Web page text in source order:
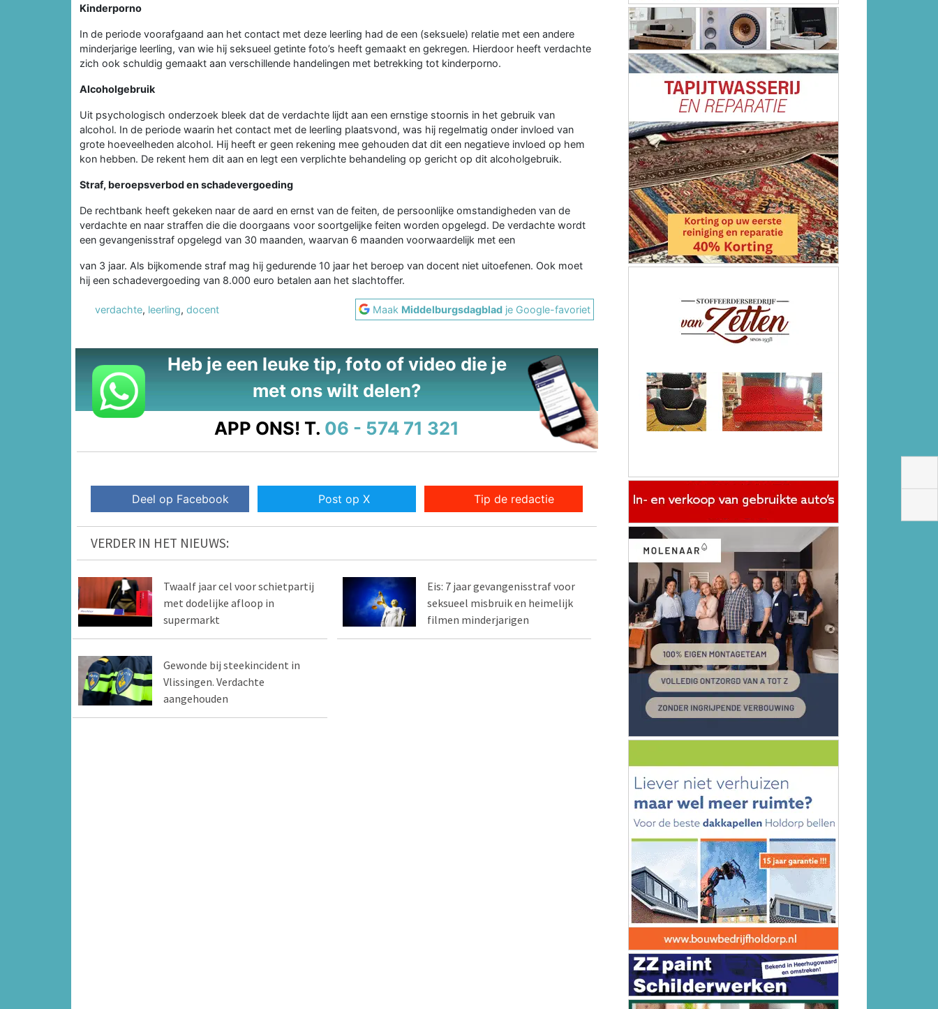
Kinderporno
In de periode voorafgaand aan het contact met deze leerling had de een (seksuele) relatie met een andere
minderjarige leerling, van wie hij seksueel getinte foto’s heeft gemaakt en gekregen. Hierdoor heeft verdachte
zich ook schuldig gemaakt aan verschillende handelingen met betrekking tot kinderporno.
Alcoholgebruik
Uit psychologisch onderzoek bleek dat de verdachte lijdt aan een ernstige stoornis in het gebruik van
alcohol. In de periode waarin het contact met de leerling plaatsvond, was hij regelmatig onder invloed van
grote hoeveelheden alcohol. Hij heeft er geen rekening mee gehouden dat dit een negatieve invloed op hem
kon hebben. De rekent hem dit aan en legt een verplichte behandeling op gericht op dit alcoholgebruik.
Straf, beroepsverbod en schadevergoeding
De rechtbank heeft gekeken naar de aard en ernst van de feiten, de persoonlijke omstandigheden van de
verdachte en naar straffen die die doorgaans voor soortgelijke feiten worden opgelegd. De verdachte wordt
een gevangenisstraf opgelegd van 30 maanden, waarvan 6 maanden voorwaardelijk met een
van 3 jaar. Als bijkomende straf mag hij gedurende 10 jaar het beroep van docent niet uitoefenen. Ook moet
hij een schadevergoeding van 8.000 euro betalen aan het slachtoffer.
verdachte, leerling, docent Maak Middelburgsdagblad je Google-favoriet
Heb je een leuke tip, foto of video die je
met ons wilt delen?
APP ONS! T. 06 - 574 71 321
Deel op Facebook Post op X Tip de redactie
VERDER IN HET NIEUWS:
Twaalf jaar cel voor schietpartij
met dodelijke afloop in
supermarkt
Eis: 7 jaar gevangenisstraf voor
seksueel misbruik en heimelijk
filmen minderjarigen
Gewonde bij steekincident in
Vlissingen. Verdachte
aangehouden